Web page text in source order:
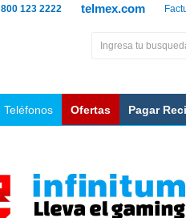
telmex.com
800 123 2222
Teléfonos Ofertas Pagar